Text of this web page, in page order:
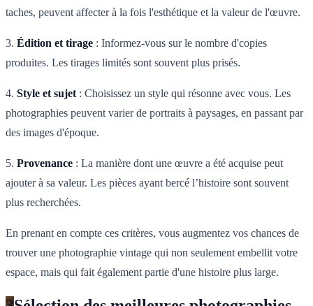
taches, peuvent affecter à la fois l'esthétique et la valeur de l'œuvre.
3. Édition et tirage : Informez-vous sur le nombre d'copies
produites. Les tirages limités sont souvent plus prisés.
4. Style et sujet : Choisissez un style qui résonne avec vous. Les
photographies peuvent varier de portraits à paysages, en passant par
des images d'époque.
5. Provenance : La manière dont une œuvre a été acquise peut
ajouter à sa valeur. Les pièces ayant bercé l’histoire sont souvent
plus recherchées.
En prenant en compte ces critères, vous augmentez vos chances de
trouver une photographie vintage qui non seulement embellit votre
espace, mais qui fait également partie d'une histoire plus large.